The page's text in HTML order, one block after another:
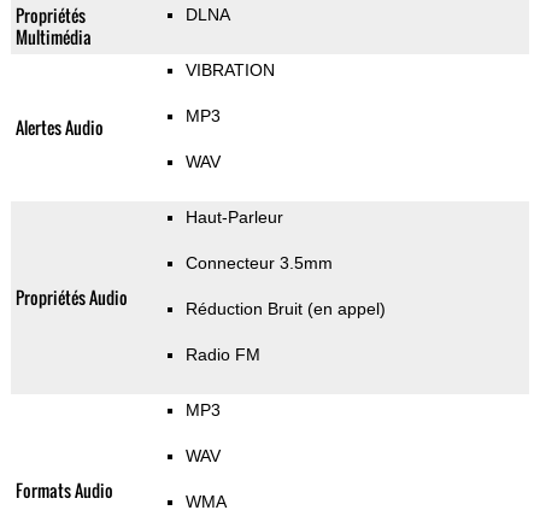
Propriétés
Multimédia
DLNA
Alertes Audio
VIBRATION
MP3
WAV
Propriétés Audio
Haut-Parleur
Connecteur 3.5mm
Réduction Bruit (en appel)
Radio FM
Formats Audio
MP3
WAV
WMA